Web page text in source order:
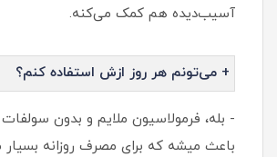
آسیب‌دیده هم کمک می‌کنه.
+ می‌تونم هر روز ازش استفاده کنم؟
- بله، فرمولاسیون ملایم و بدون
باعث میشه که برای مصرف روزانه